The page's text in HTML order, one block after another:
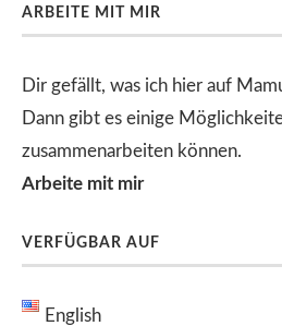
ARBEITE MIT MIR
Dir gefällt, was ich hier auf
Dann gibt es einige
zusammenarbeiten können.
Arbeite mit mir
VERFÜGBAR AUF
English